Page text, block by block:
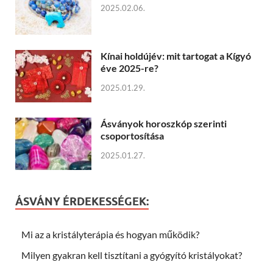
2025.02.06.
Kínai holdújév: mit tartogat a Kígyó
éve 2025-re?
2025.01.29.
Ásványok horoszkóp szerinti
csoportosítása
2025.01.27.
ÁSVÁNY ÉRDEKESSÉGEK:
Mi az a kristályterápia és hogyan működik?
Milyen gyakran kell tisztítani a gyógyító kristályokat?